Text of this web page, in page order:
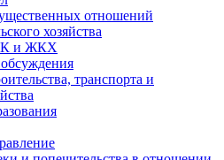
отношений
хозяйства
и ЖКХ
транспорта и